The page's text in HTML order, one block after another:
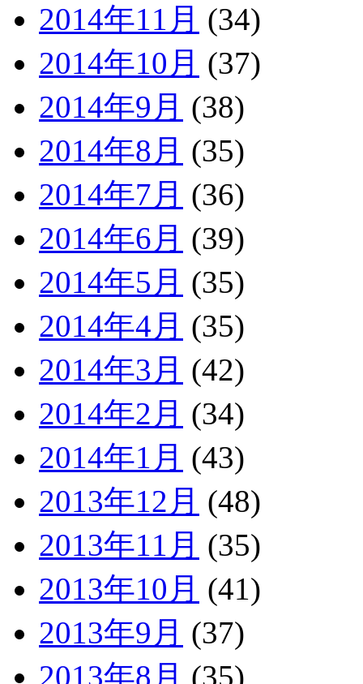
2014年11月 (34)
2014年10月 (37)
2014年9月 (38)
2014年8月 (35)
2014年7月 (36)
2014年6月 (39)
2014年5月 (35)
2014年4月 (35)
2014年3月 (42)
2014年2月 (34)
2014年1月 (43)
2013年12月 (48)
2013年11月 (35)
2013年10月 (41)
2013年9月 (37)
2013年8月 (35)